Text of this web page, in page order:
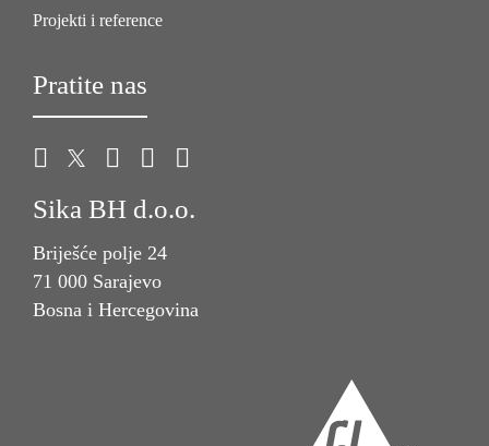
Projekti i reference
Pratite nas
Sika BH d.o.o.
Briješće polje 24
71 000 Sarajevo
Bosna i Hercegovina